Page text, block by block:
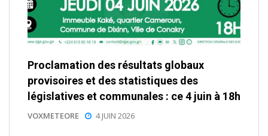
Proclamation des résultats globaux
provisoires et des statistiques des
législatives et communales : ce 4 juin à 18h
VOXMETEORE 4 JUIN 2026